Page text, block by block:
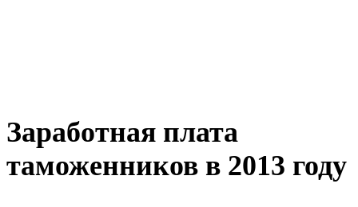
Заработная плата
таможенников в 2013 году